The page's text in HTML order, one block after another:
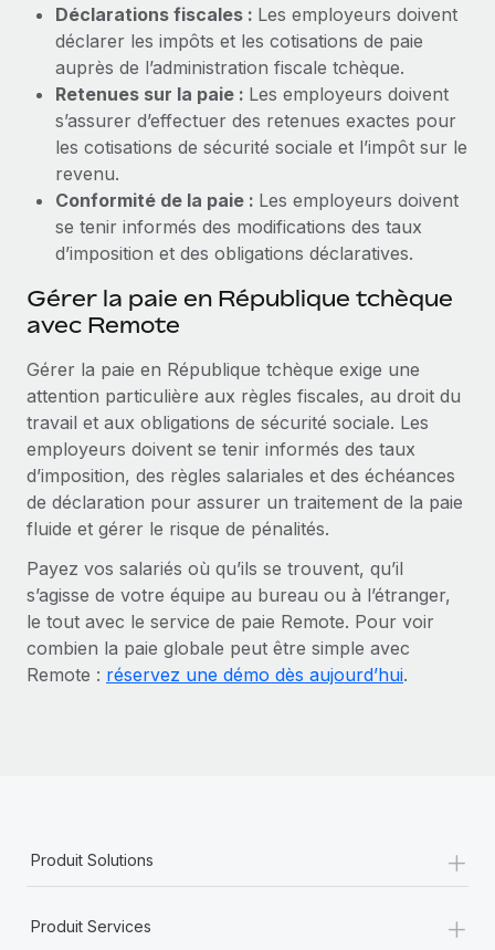
Déclarations fiscales : Les employeurs doivent
déclarer les impôts et les cotisations de paie
auprès de l’administration fiscale tchèque.
Retenues sur la paie : Les employeurs doivent
s’assurer d’effectuer des retenues exactes pour
les cotisations de sécurité sociale et l’impôt sur le
revenu.
Conformité de la paie : Les employeurs doivent
se tenir informés des modifications des taux
d’imposition et des obligations déclaratives.
Gérer la paie en République tchèque
avec Remote
Gérer la paie en République tchèque exige une
attention particulière aux règles fiscales, au droit du
travail et aux obligations de sécurité sociale. Les
employeurs doivent se tenir informés des taux
d’imposition, des règles salariales et des échéances
de déclaration pour assurer un traitement de la paie
fluide et gérer le risque de pénalités.
Payez vos salariés où qu’ils se trouvent, qu’il
s’agisse de votre équipe au bureau ou à l’étranger,
le tout avec le service de paie Remote. Pour voir
combien la paie globale peut être simple avec
Remote : réservez une démo dès aujourd’hui.
Produit Solutions +
Produit Services +